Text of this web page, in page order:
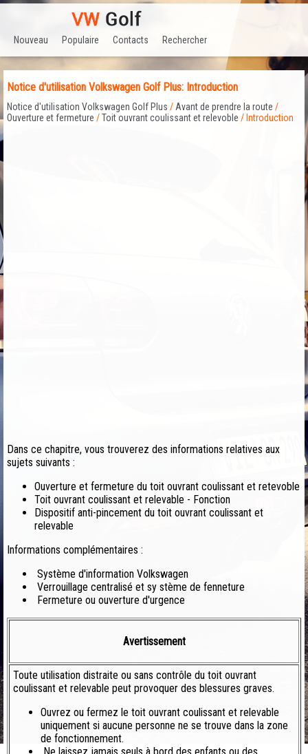
Nouveau Populaire Contacts Rechercher
Notice d'utilisation Volkswagen Golf Plus: Introduction
Notice d'utilisation Volkswagen Golf Plus /Avant de prendre la route /
Ouverture et fermeture /Toit ouvrant coulissant et relevoble / Introduction
Dans ce chapitre, vous trouverez des informations relatives aux
sujets suivants :
Ouverture et fermeture du toit ouvrant coulissant et retevoble
Toit ouvrant coulissant et relevable - Fonction
Dispositif anti-pincement du toit ouvrant coulissant et
relevable
Informations complémentaires :
Système d'information Volkswagen
Verrouillage centralisé et sy stème de fenneture
Fermeture ou ouverture d'urgence
Avertissement
Toute utilisation distraite ou sans contrôle du toit ouvrant
coulissant et relevable peut provoquer des blessures graves.
Ouvrez ou fermez le toit ouvrant coulissant et relevable
uniquement si aucune personne ne se trouve dans la zone
de fonctionnement.